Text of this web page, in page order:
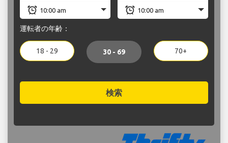
運転者の年齢：
18 - 29 30 - 69 70+
検索